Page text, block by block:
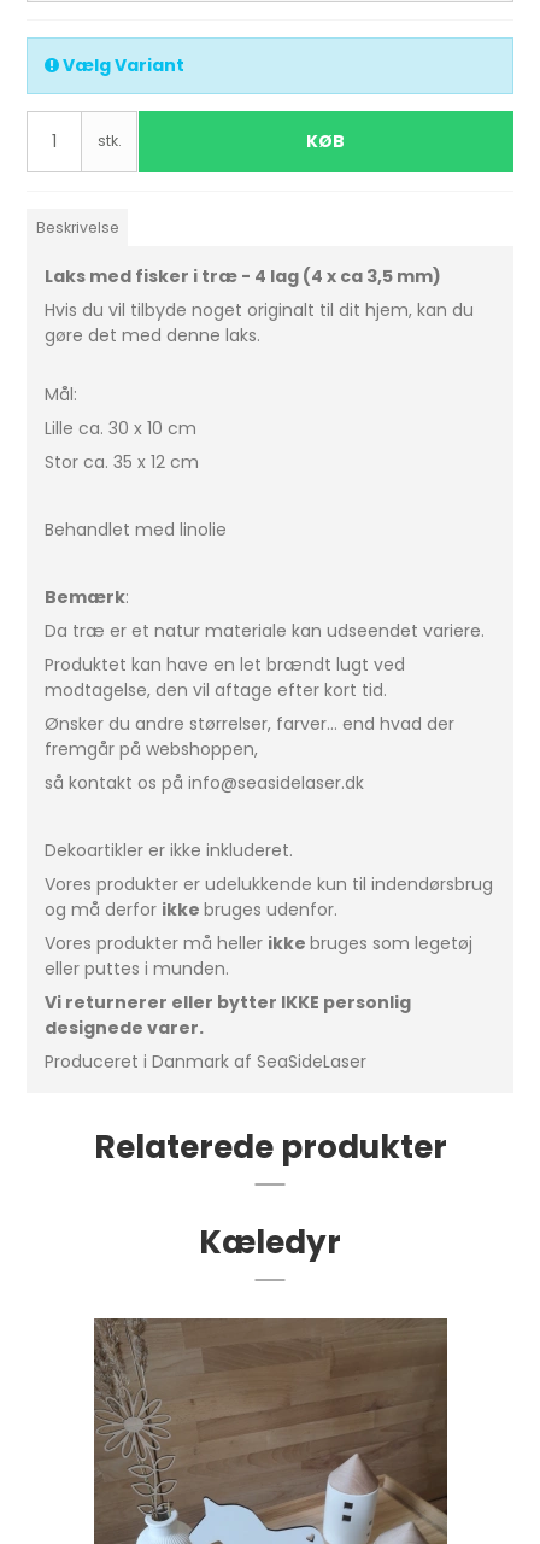
Vælg Variant
stk. KØB
Beskrivelse
Laks med fisker i træ - 4 lag (4 x ca 3,5 mm)
Hvis du vil tilbyde noget originalt til dit hjem, kan du
gøre det med denne laks.
Mål:
Lille ca. 30 x 10 cm
Stor ca. 35 x 12 cm
Behandlet med linolie
Bemærk:
Da træ er et natur materiale kan udseendet variere.
Produktet kan have en let brændt lugt ved
modtagelse, den vil aftage efter kort tid.
Ønsker du andre størrelser, farver... end hvad der
fremgår på webshoppen,
så kontakt os på info@seasidelaser.dk
Dekoartikler er ikke inkluderet.
Vores produkter er udelukkende kun til indendørsbrug
og må derfor ikkebruges udenfor.
Vores produkter må heller ikkebruges som legetøj
eller puttes i munden.
Vi returnerer eller bytter IKKE personlig
designede varer.
Produceret i Danmark af SeaSideLaser
Relaterede produkter
Kæledyr